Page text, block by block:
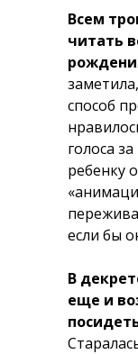
Всем
читать
способ
голоса
ребенку
если бы
В
еще и